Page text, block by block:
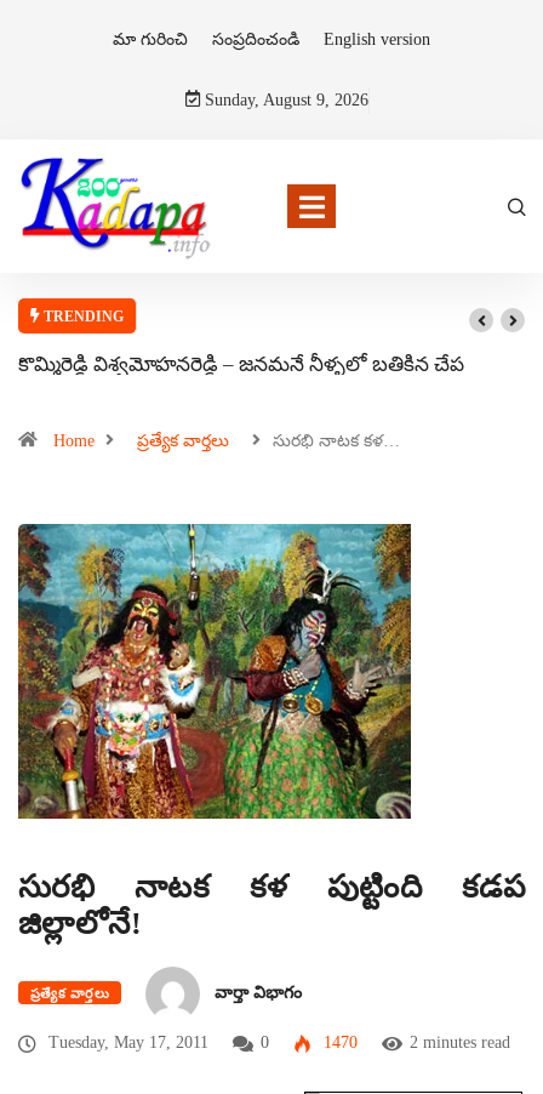
మా గురించి సంప్రదించండి English version
Sunday, August 9, 2026
TRENDING
కొమ్మిరెడ్డి విశ్వమోహనరెడ్డి – జనమనే నీళ్ళలో బతికిన చేప
Home ప్రత్యేక వార్తలు సురభి నాటక కళ…
సురభి నాటక కళ పుట్టింది కడప
జిల్లాలోనే!
ప్రత్యేక వార్తలు వార్తా విభాగం
Tuesday, May 17, 2011 0 1470 2 minutes read